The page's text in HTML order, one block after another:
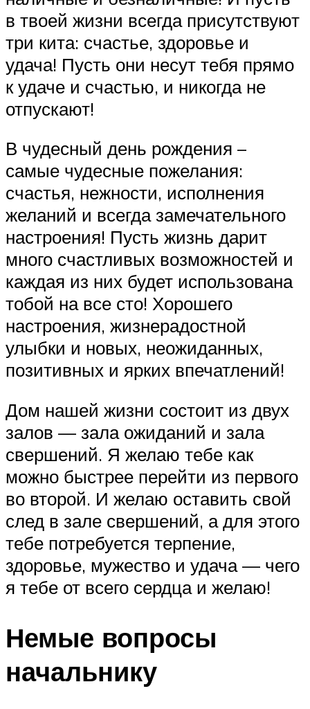
в твоей жизни всегда присутствуют
три кита: счастье, здоровье и
удача! Пусть они несут тебя прямо
к удаче и счастью, и никогда не
отпускают!
В чудесный день рождения –
самые чудесные пожелания:
счастья, нежности, исполнения
желаний и всегда замечательного
настроения! Пусть жизнь дарит
много счастливых возможностей и
каждая из них будет использована
тобой на все сто! Хорошего
настроения, жизнерадостной
улыбки и новых, неожиданных,
позитивных и ярких впечатлений!
Дом нашей жизни состоит из двух
залов — зала ожиданий и зала
свершений. Я желаю тебе как
можно быстрее перейти из первого
во второй. И желаю оставить свой
след в зале свершений, а для этого
тебе потребуется терпение,
здоровье, мужество и удача — чего
я тебе от всего сердца и желаю!
Немые вопросы
начальнику